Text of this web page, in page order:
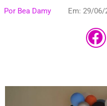
Por Bea Damy Em: 29/06/